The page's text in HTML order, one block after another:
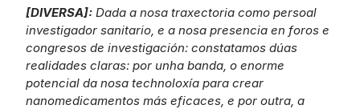
[DIVERSA]: Dada a nosa traxectoria como persoal
investigador sanitario, e a nosa presencia en foros e
congresos de investigación: constatamos dúas
realidades claras: por unha banda, o enorme
potencial da nosa technoloxía para crear
nanomedicamentos más eficaces, e por outra, a